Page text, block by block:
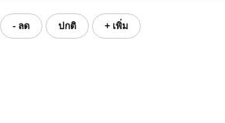
- ลด ปกติ + เพิ่ม